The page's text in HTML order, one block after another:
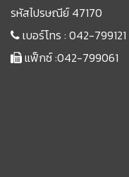
รหัสไปรษณีย์ 47170
เบอร์โทร : 042-799121
แฟ็กซ์ :042-799061